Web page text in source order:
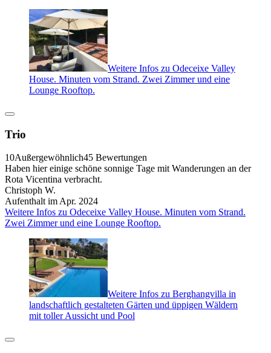
Weitere Infos zu Odeceixe Valley
House. Minuten vom Strand. Zwei Zimmer und eine
Lounge Rooftop.
Trio
10Außergewöhnlich45 Bewertungen
Haben hier einige schöne sonnige Tage mit Wanderungen an der
Rota Vicentina verbracht.
Christoph W.
Aufenthalt im Apr. 2024
Weitere Infos zu Odeceixe Valley House. Minuten vom Strand.
Zwei Zimmer und eine Lounge Rooftop.
Weitere Infos zu Berghangvilla in
landschaftlich gestalteten Gärten und üppigen Wäldern
mit toller Aussicht und Pool